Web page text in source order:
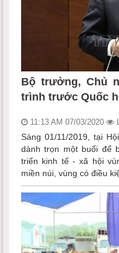
Bộ trưởng, Chủ
trình trước Quốc
11:13 AM 07/03/2020
Sáng 01/11/2019, tại
dành trọn một buổi để
triển kinh tế - xã hội
miền núi, vùng có điều